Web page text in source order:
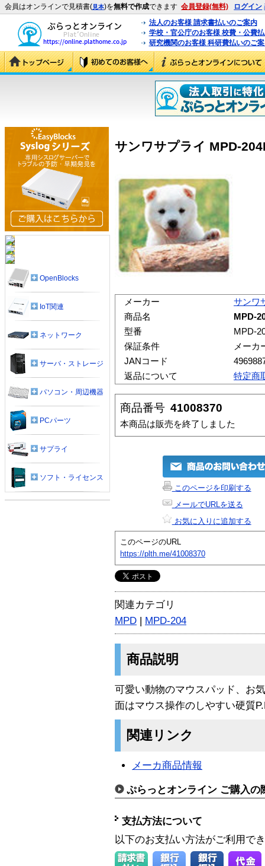
会員はオンラインで見積書(見本)を無料で作成できます 会員登録(無料) ログイン
法人のお客様 請求書払いのご案内
学校・官公庁のお客様 校費・公費
研究機関のお客様 科研費払いのご
サンワサプライ MPD-
メーカー
サンワ
商品名
MPD-
型番
MPD-
保証条件
メーカ
JANコード
返品について
特定商
商品番号 41008370
本商品は販売を終了しました
このページを印刷する
メールでURLを送る
お気に入りに追加する
このページのURL
https://plth.me/41008370
関連カテゴリ
MPD | MPD-204
商品説明
可愛い動物のマウスパッド、お
面はマウス操作のしやすい硬質
関連リンク
メーカ商品情報
ぷらっとオンライン ご購入の
支払方法について
以下のお支払い方法がご利用で
OpenBlocks
IoT関連
ネットワーク
サーバ・ストレージ
パソコン・周辺機器
PCパーツ
サプライ
ソフト・ライセンス